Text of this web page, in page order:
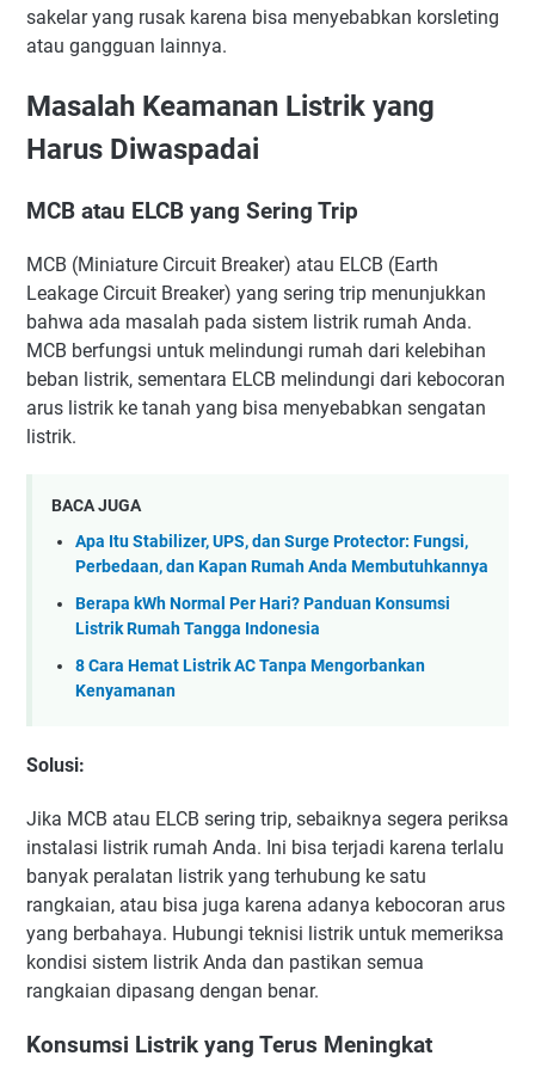
sakelar yang rusak karena bisa menyebabkan korsleting
atau gangguan lainnya.
Masalah Keamanan Listrik yang
Harus Diwaspadai
MCB atau ELCB yang Sering Trip
MCB (Miniature Circuit Breaker) atau ELCB (Earth
Leakage Circuit Breaker) yang sering trip menunjukkan
bahwa ada masalah pada sistem listrik rumah Anda.
MCB berfungsi untuk melindungi rumah dari kelebihan
beban listrik, sementara ELCB melindungi dari kebocoran
arus listrik ke tanah yang bisa menyebabkan sengatan
listrik.
BACA JUGA
Apa Itu Stabilizer, UPS, dan Surge Protector: Fungsi,
Perbedaan, dan Kapan Rumah Anda Membutuhkannya
Berapa kWh Normal Per Hari? Panduan Konsumsi
Listrik Rumah Tangga Indonesia
8 Cara Hemat Listrik AC Tanpa Mengorbankan
Kenyamanan
Solusi:
Jika MCB atau ELCB sering trip, sebaiknya segera periksa
instalasi listrik rumah Anda. Ini bisa terjadi karena terlalu
banyak peralatan listrik yang terhubung ke satu
rangkaian, atau bisa juga karena adanya kebocoran arus
yang berbahaya. Hubungi teknisi listrik untuk memeriksa
kondisi sistem listrik Anda dan pastikan semua
rangkaian dipasang dengan benar.
Konsumsi Listrik yang Terus Meningkat